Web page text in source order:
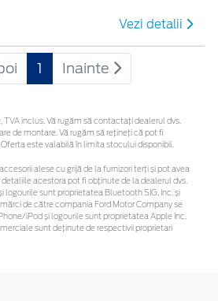
Vezi detalii
1 Inainte
inclus. Vă rugăm să contactaţi dealerul dvs.
de montare. Vă rugăm să rețineți că pot fi
este valabilă în limita stocului disponibil.
alese cu grijă de la furnizori terți și pot avea
acestora pot fi obținute de la dealerul dvs.
logourile sunt proprietatea Bluetooth SIG, Inc. și
de către compania Ford Motor Company se
iPod și logourile sunt proprietatea Apple Inc.
sunt deținute de respectivii proprietari